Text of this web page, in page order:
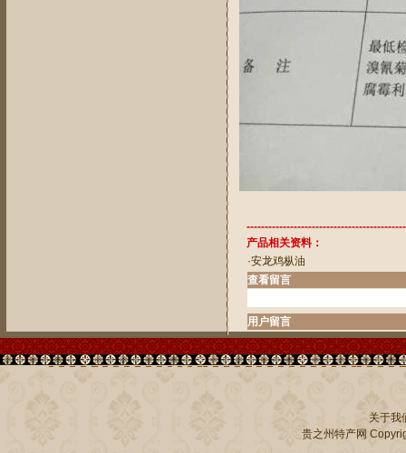
产品相关资料：
·安龙鸡枞油
查看留言
用户留言
关于我
贵之州特产网